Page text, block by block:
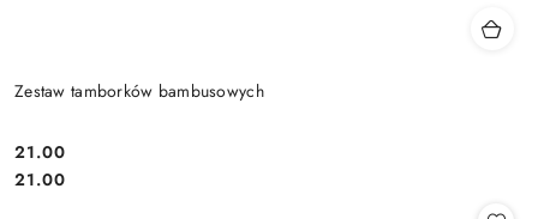
Zestaw tamborków bambusowych
Cena:
21.00
Cena:
21.00